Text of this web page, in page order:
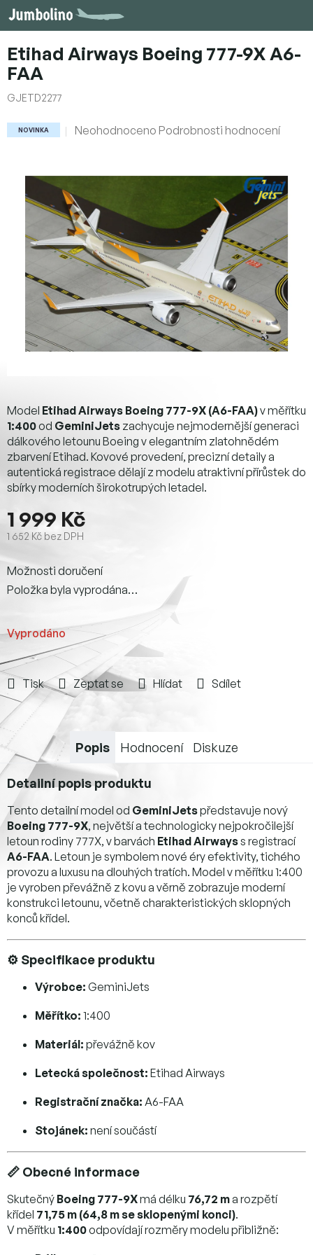
Přejít
na
Etihad Airways Boeing 777-9X A6-
FAA
GJETD2277
NOVINKA
Průměrné
je
0,0
z
5
hvězdiček.
Neohodnoceno Podrobnosti hodnocení
1 999 Kč
1 652 Kč bez DPH
Měrná
cena:
Vyprodáno
Možnosti doručení
Položka byla vyprodána…
Model Etihad Airways Boeing 777-9X (A6-FAA)v měřítku
1:400od GeminiJets zachycuje nejmodernější generaci
dálkového letounu Boeing v elegantním zlatohnědém
zbarvení Etihad. Kovové provedení, precizní detaily a
autentická registrace dělají z modelu atraktivní přírůstek do
sbírky moderních širokotrupých letadel.
Tisk Zeptat se Hlídat Sdílet
Popis Hodnocení Diskuze
Detailní popis produktu
Tento detailní model od GeminiJetspředstavuje nový
Boeing 777-9X, největší a technologicky nejpokročilejší
letoun rodiny 777X, v barvách Etihad Airwayss registrací
A6-FAA. Letoun je symbolem nové éry efektivity, tichého
provozu a luxusu na dlouhých tratích. Model v měřítku 1:400
je vyroben převážně z kovu a věrně zobrazuje moderní
konstrukci letounu, včetně charakteristických sklopných
konců křídel.
⚙️ Specifikace produktu
Výrobce: GeminiJets
Měřítko: 1:400
Materiál: převážně kov
Letecká společnost: Etihad Airways
Registrační značka: A6-FAA
Stojánek: není součástí
📏 Obecné informace
Skutečný Boeing 777-9Xmá délku 76,72 ma rozpětí
křídel 71,75 m (64,8 m se sklopenými konci).
V měřítku 1:400odpovídají rozměry modelu přibližně: